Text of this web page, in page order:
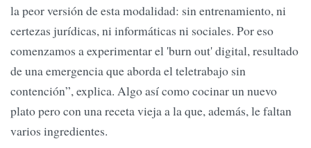
la peor versión de esta modalidad: sin entrenamiento, ni
certezas jurídicas, ni informáticas ni sociales. Por eso
comenzamos a experimentar el 'burn out' digital, resultado
de una emergencia que aborda el teletrabajo sin
contención”, explica. Algo así como cocinar un nuevo
plato pero con una receta vieja a la que, además, le faltan
varios ingredientes.